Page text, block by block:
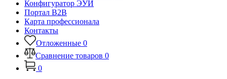
Конфигуратор ЭУИ
Портал B2B
Карта профессионала
Контакты
Отложенные 0
Сравнение товаров 0
0